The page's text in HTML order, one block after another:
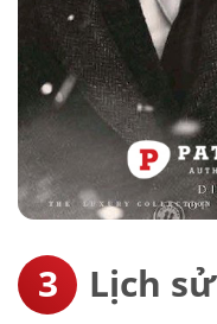
Lịch sử